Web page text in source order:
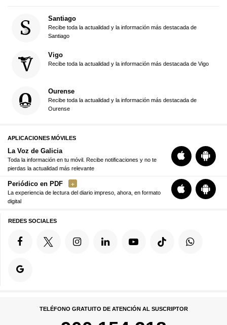
Santiago
Recibe toda la actualidad y la información más destacada de
Santiago
Vigo
Recibe toda la actualidad y la información más destacada de Vigo
Ourense
Recibe toda la actualidad y la información más destacada de
Ourense
APLICACIONES MÓVILES
La Voz de Galicia
Toda la información en tu móvil. Recibe notificaciones y no te
pierdas la actualidad más relevante
Periódico en PDF
La experiencia de lectura del diario impreso, ahora, en formato
digital
REDES SOCIALES
TELÉFONO GRATUITO DE ATENCIÓN AL SUSCRIPTOR